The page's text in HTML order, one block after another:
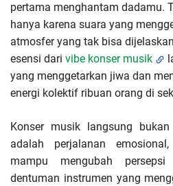
pertama menghantam dadamu.
hanya karena suara yang
atmosfer yang tak bisa
esensi dari vibe konser musik
yang menggetarkan jiwa dan
energi kolektif ribuan orang di
Konser musik langsung
adalah perjalanan
mampu mengubah
dentuman instrumen yang